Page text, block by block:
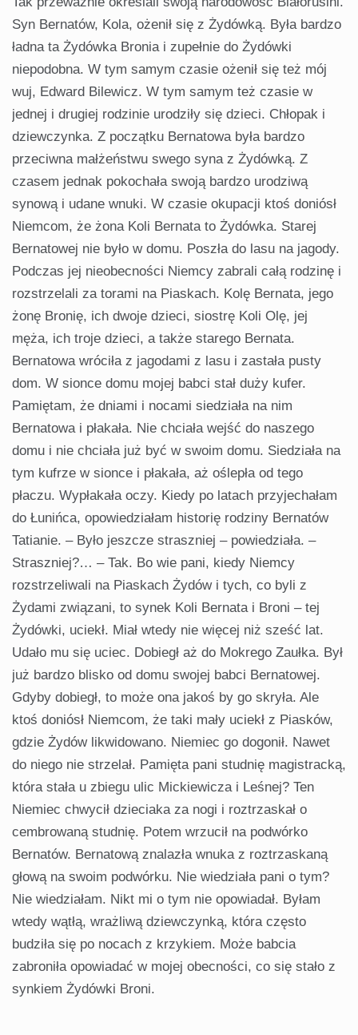
Syn Bernatów, Kola, ożenił się z Żydówką. Była bardzo
ładna ta Żydówka Bronia i zupełnie do Żydówki
niepodobna. W tym samym czasie ożenił się też mój
wuj, Edward Bilewicz. W tym samym też czasie w
jednej i drugiej rodzinie urodziły się dzieci. Chłopak i
dziewczynka. Z początku Bernatowa była bardzo
przeciwna małżeństwu swego syna z Żydówką. Z
czasem jednak pokochała swoją bardzo urodziwą
synową i udane wnuki. W czasie okupacji ktoś doniósł
Niemcom, że żona Koli Bernata to Żydówka. Starej
Bernatowej nie było w domu. Poszła do lasu na jagody.
Podczas jej nieobecności Niemcy zabrali całą rodzinę i
rozstrzelali za torami na Piaskach. Kolę Bernata, jego
żonę Bronię, ich dwoje dzieci, siostrę Koli Olę, jej
męża, ich troje dzieci, a także starego Bernata.
Bernatowa wróciła z jagodami z lasu i zastała pusty
dom. W sionce domu mojej babci stał duży kufer.
Pamiętam, że dniami i nocami siedziała na nim
Bernatowa i płakała. Nie chciała wejść do naszego
domu i nie chciała już być w swoim domu. Siedziała na
tym kufrze w sionce i płakała, aż oślepła od tego
płaczu. Wypłakała oczy. Kiedy po latach przyjechałam
do Łunińca, opowiedziałam historię rodziny Bernatów
Tatianie. – Było jeszcze straszniej – powiedziała. –
Straszniej?… – Tak. Bo wie pani, kiedy Niemcy
rozstrzeliwali na Piaskach Żydów i tych, co byli z
Żydami związani, to synek Koli Bernata i Broni – tej
Żydówki, uciekł. Miał wtedy nie więcej niż sześć lat.
Udało mu się uciec. Dobiegł aż do Mokrego Zaułka. Był
już bardzo blisko od domu swojej babci Bernatowej.
Gdyby dobiegł, to może ona jakoś by go skryła. Ale
ktoś doniósł Niemcom, że taki mały uciekł z Piasków,
gdzie Żydów likwidowano. Niemiec go dogonił. Nawet
do niego nie strzelał. Pamięta pani studnię magistracką,
która stała u zbiegu ulic Mickiewicza i Leśnej? Ten
Niemiec chwycił dzieciaka za nogi i roztrzaskał o
cembrowaną studnię. Potem wrzucił na podwórko
Bernatów. Bernatową znalazła wnuka z roztrzaskaną
głową na swoim podwórku. Nie wiedziała pani o tym?
Nie wiedziałam. Nikt mi o tym nie opowiadał. Byłam
wtedy wątłą, wrażliwą dziewczynką, która często
budziła się po nocach z krzykiem. Może babcia
zabroniła opowiadać w mojej obecności, co się stało z
synkiem Żydówki Broni.